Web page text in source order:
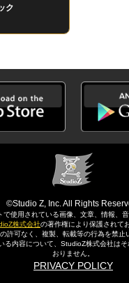
ク
©Studio Z, Inc. All Rights
で使用されている画像、文章、情報、
株式会社の著作権により保護されて
許可なく、複製、転載等の行為を禁止
る内容について、StudioZ株式会社は
おりません。
PRIVACY POLICY